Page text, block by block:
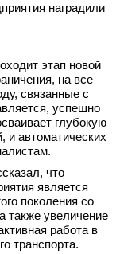
наградили
этап новой
на все
связанные с
успешно
глубокую
и автоматических
что
является
поколения со
также увеличение
работа в
транспорта.